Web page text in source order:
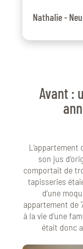
Nathalie -
Avant :
son jus
comportait de
tapisseries
d’une
appartement de
à la vie d’une
était donc